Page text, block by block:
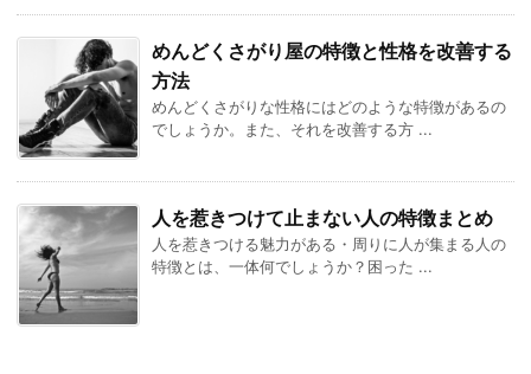
めんどくさがり屋の特徴と性格を改善する
方法
めんどくさがりな性格にはどのような特徴があるの
でしょうか。また、それを改善する方 ...
人を惹きつけて止まない人の特徴まとめ
人を惹きつける魅力がある・周りに人が集まる人の
特徴とは、一体何でしょうか？困った ...